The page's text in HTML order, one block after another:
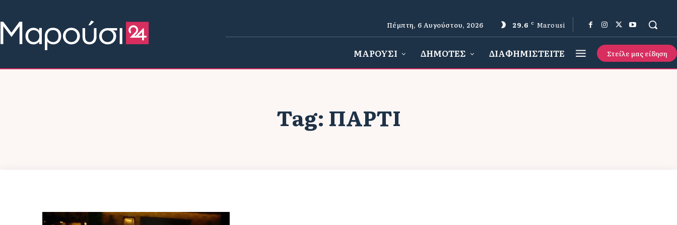
Πέμπτη, 6 Αυγούστου, 2026 29.6 C Marousi
ΜΑΡΟΥΣΙ ΔΗΜΟΤΕΣ ΔΙΑΦΗΜΙΣΤΕΙΤΕ Στείλε μας είδηση
Tag: ΠΆΡΤΙ